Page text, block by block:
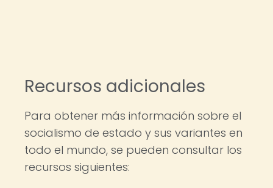
Recursos adicionales
Para obtener más información sobre el
socialismo de estado y sus variantes en
todo el mundo, se pueden consultar los
recursos siguientes: